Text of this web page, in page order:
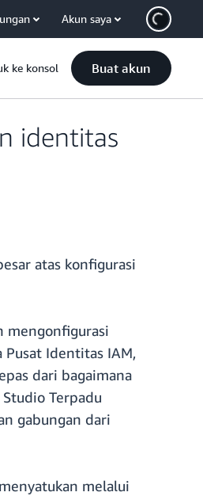
Akun saya
ke konsol Buat akun
identitas
atas konfigurasi
mengonfigurasi
Identitas IAM,
dari bagaimana
Terpadu
gabungan dari
melalui